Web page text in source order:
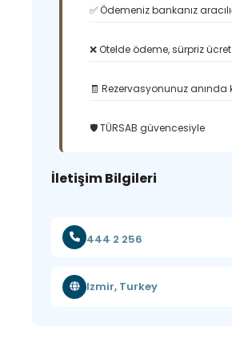
✅ Ödemeniz bankanız
❌ Otelde ödeme, sürpriz
🧾 Rezervasyonunuz
🛡️ TÜRSAB güvencesiyle
İletişim Bilgileri
444 2 256
Izmir, Turkey